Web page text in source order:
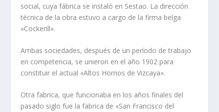
social, cuya fábrica se instaló en Sestao. La dirección
técnica de la obra estuvo a cargo de la firma belga
«Cockerill».
Ambas sociedades, después de un perí­odo de trabajo
en competencia, se unieron en el año 1902 para
constituir el actual «Altos Hornos de Vizcaya».
Otra fabrica, que funcionaba en los años finales del
pasado siglo fue la fabrica de «San Francisco del